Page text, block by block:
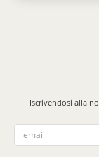
Iscrivendosi alla